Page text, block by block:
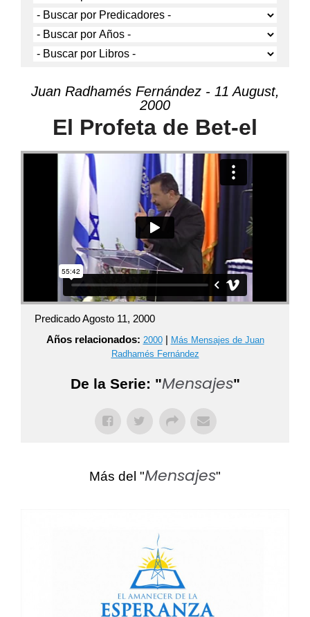
Juan Radhamés Fernández - 11 August,
2000
El Profeta de Bet-el
Predicado Agosto 11, 2000
Años relacionados: 2000| Más Mensajes de Juan
Radhamés Fernández
De la Serie: "Mensajes"
Más del "Mensajes"